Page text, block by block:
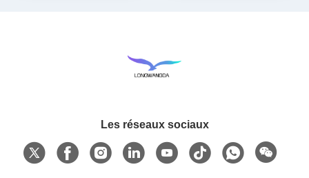
Les réseaux sociaux